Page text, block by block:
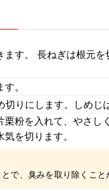
ます。 長ねぎは根元
。
りにします。しめじ
栗粉を入れて、やさし
を切ります。
で、臭みを取り除くこと